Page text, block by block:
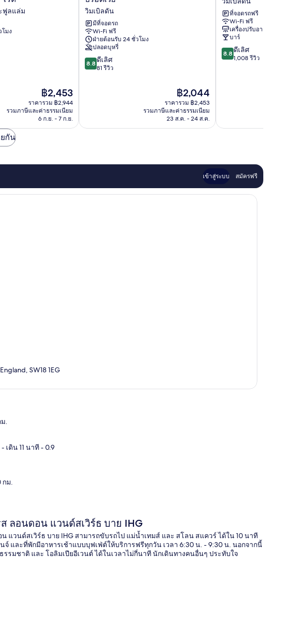
(with
Free
Breakfast)
สำหรับ
(with
Breakfast)
ฟูลแล่ม
มง
ราคา
ปัจจุบัน
คือ
฿2,453
฿2,453
ราคารวม ฿2,944
รวมภาษีและค่าธรรมเนียม
6 ก.ย. - 7 ก.ย.
ลอนดอน
วิมเบิลดัน
-
บร
อด
เวย์
วิมเบิลดัน
วิมเบิลดัน
มีที่จอดรถ
Wi-Fi ฟรี
ฝ่ายต้อนรับ 24 ชั่วโมง
ปลอดบุหรี่
8.8
จาก
8.8 ดีเลิศ
81 รีวิว
ราคา
ปัจจุบัน
คือ
฿2,044
฿2,044
ราคารวม ฿2,453
รวมภาษีและค่าธรรมเนียม
23 ส.ค. - 24 ส.ค.
ตัว
แน็ต
วิมเบิลดัน
วิมเบิลดัน
ที่จอดรถฟรี
Wi-Fi ฟรี
เครื่องปรับอากาศ
บาร์
8.8
จาก
8.8 ดีเลิศ
1,008 รีวิว
กัน
เข้าสู่ระบบ สมัครฟรี
SW18 1EG
.
- เดิน 11 นาที- 0.9
ม.
ลอนดอน แวนด์สเวิร์ธ บาย IHG
แวนด์สเวิร์ธ บาย IHG สามารถขับรถไป แม่น้ำเทมส์ และ สโลน สแควร์ ได้ใน 10 นาที
และที่พักมีอาหารเช้าแบบบุฟเฟ่ต์ให้บริการฟรีทุกวัน เวลา 6:30 น. - 9:30 น. นอกจากนี้
มชาติ และ โอลิมเปียอีเวนต์ ได้ในเวลาไม่กี่นาที นักเดินทางคนอื่นๆ ประทับใจ